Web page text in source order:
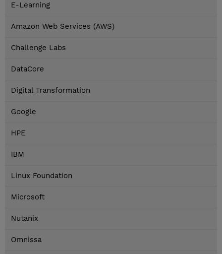
E-Learning
Amazon Web Services (AWS)
Challenge Labs
DataCore
Digital Transformation
Google
HPE
IBM
Linux Foundation
Microsoft
Nutanix
Omnissa